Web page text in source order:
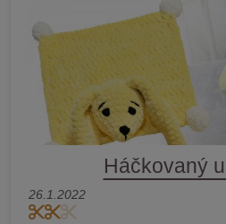
Háčkovaný
26.1.2022